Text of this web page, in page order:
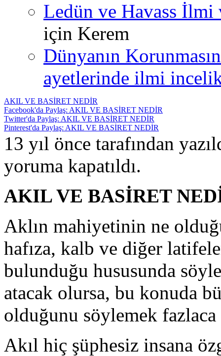
Ledün ve Havass İlmi
için Kerem
Dünyanın
ayetlerinde ilmi
AKIL VE BASİRET NEDİR
Facebook'da Paylaş: AKIL VE BASİRET NEDİR
Twitter'da Paylaş: AKIL VE BASİRET NEDİR
Pinterest'da Paylaş: AKIL VE BASİRET NEDİR
13 yıl önce tarafından
yoruma kapatıldı.
AKIL VE BASİRET
Aklın mahiyetinin ne
hafıza, kalb ve diğer
bulunduğu hususunda
atacak olursa, bu konuda
olduğunu söylemek
Akıl hiç şüphesiz insana